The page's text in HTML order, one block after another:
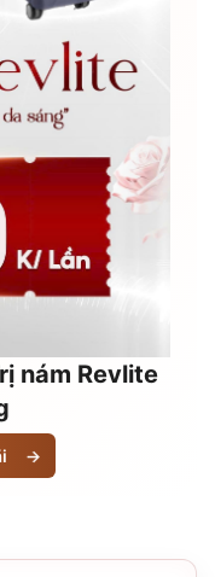
nám Revlite
→